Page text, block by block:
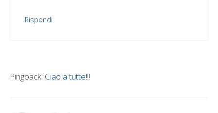
Rispondi
Pingback: Ciao a tutte!!!